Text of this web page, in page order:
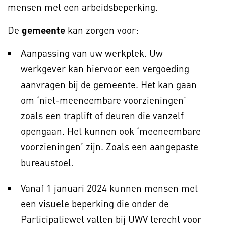
mensen met een arbeidsbeperking.
De gemeente kan zorgen voor:
Aanpassing van uw werkplek. Uw
werkgever kan hiervoor een vergoeding
aanvragen bij de gemeente. Het kan gaan
om ‘niet-meeneembare voorzieningen’
zoals een traplift of deuren die vanzelf
opengaan. Het kunnen ook ‘meeneembare
voorzieningen’ zijn. Zoals een aangepaste
bureaustoel.
Vanaf 1 januari 2024 kunnen mensen met
een visuele beperking die onder de
Participatiewet vallen bij UWV terecht voor